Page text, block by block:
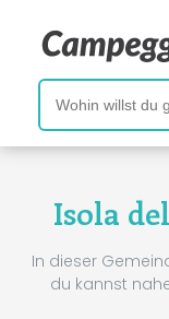
Isola
In dieser
du kannst